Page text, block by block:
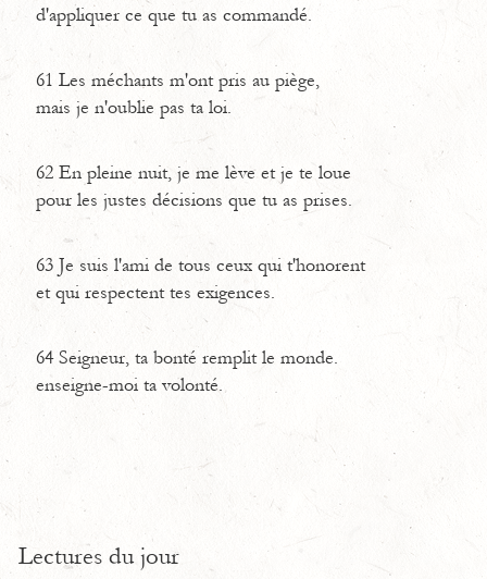
d'appliquer ce que tu as commandé.
61 Les méchants m'ont pris au piège,
mais je n'oublie pas ta loi.
62 En pleine nuit, je me lève et je te loue
pour les justes décisions que tu as prises.
63 Je suis l'ami de tous ceux qui t'honorent
et qui respectent tes exigences.
64 Seigneur, ta bonté remplit le monde.
enseigne-moi ta volonté.
Lectures du jour